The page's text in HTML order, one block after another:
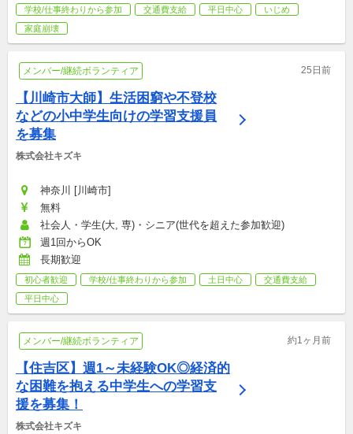
学校/仕事終わりから参加 交通費支給 平日中心
いじめ
家庭崩壊
メンバー/継続ボランティア 25日前
【川崎市大師】生活困窮や不登校
などの小中学生向けの学習支援員
を募集
株式会社キズキ
神奈川 [川崎市]
無料
社会人・学生(大, 専)・シニア(世代を超えた参加歓迎)
週1回からOK
長期歓迎
初心者歓迎 学校/仕事終わりから参加 土日中心
交通費支給
平日中心
メンバー/継続ボランティア 約1ヶ月前
【住吉区】週1～未経験OK◎経済的
な困難を抱える中学生への学習支
援を募集！
株式会社キズキ